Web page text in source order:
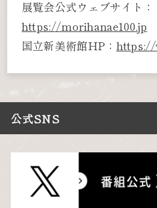
展覧会公式ウェブサイト：
https://morihanae100.jp
国立新美術館HP： https://
公式SNS